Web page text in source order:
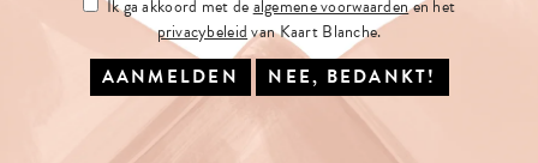
Ik ga akkoord met dealgemene voorwaardenen het
privacybeleidvan Kaart Blanche.